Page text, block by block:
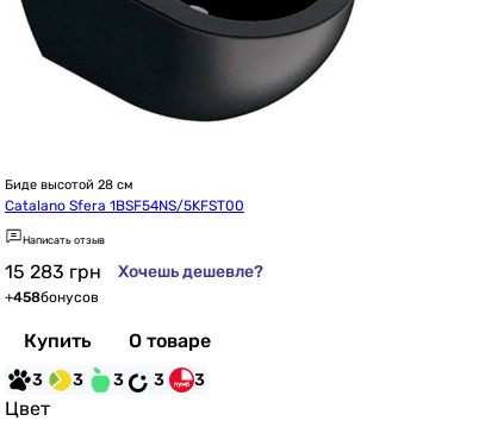
Биде высотой 28 см
Catalano Sfera 1BSF54NS/5KFST00
Написать отзыв
15 283 грн Хочешь дешевле?
+458бонусов
Купить О товаре
3 3 3 3 3
Цвет